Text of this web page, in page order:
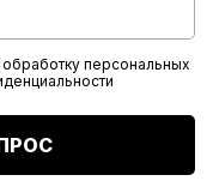
персональных